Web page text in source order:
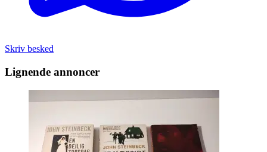
Skriv besked
Lignende annoncer